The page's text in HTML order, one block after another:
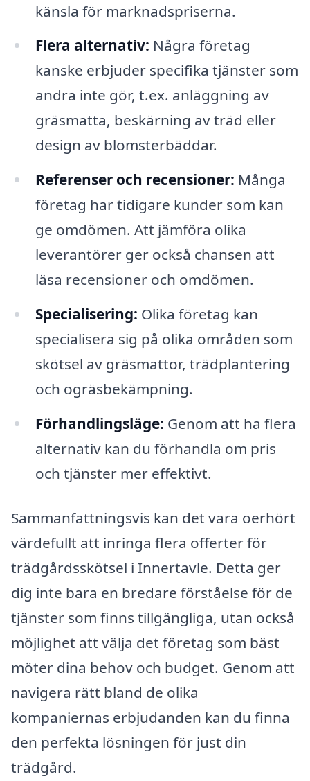
känsla för marknadspriserna.
Flera alternativ: Några företag
kanske erbjuder specifika tjänster som
andra inte gör, t.ex. anläggning av
gräsmatta, beskärning av träd eller
design av blomsterbäddar.
Referenser och recensioner: Många
företag har tidigare kunder som kan
ge omdömen. Att jämföra olika
leverantörer ger också chansen att
läsa recensioner och omdömen.
Specialisering: Olika företag kan
specialisera sig på olika områden som
skötsel av gräsmattor, trädplantering
och ogräsbekämpning.
Förhandlingsläge: Genom att ha flera
alternativ kan du förhandla om pris
och tjänster mer effektivt.
Sammanfattningsvis kan det vara oerhört
värdefullt att inringa flera offerter för
trädgårdsskötsel i Innertavle. Detta ger
dig inte bara en bredare förståelse för de
tjänster som finns tillgängliga, utan också
möjlighet att välja det företag som bäst
möter dina behov och budget. Genom att
navigera rätt bland de olika
kompaniernas erbjudanden kan du finna
den perfekta lösningen för just din
trädgård.